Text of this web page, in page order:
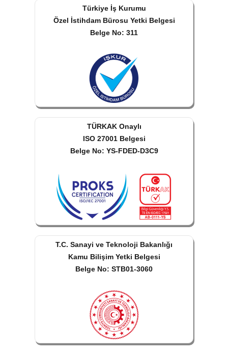
Türkiye İş Kurumu
Özel İstihdam Bürosu Yetki Belgesi
Belge No: 311
TÜRKAK Onaylı
ISO 27001 Belgesi
Belge No: YS-FDED-D3C9
T.C. Sanayi ve Teknoloji Bakanlığı
Kamu Bilişim Yetki Belgesi
Belge No: STB01-3060